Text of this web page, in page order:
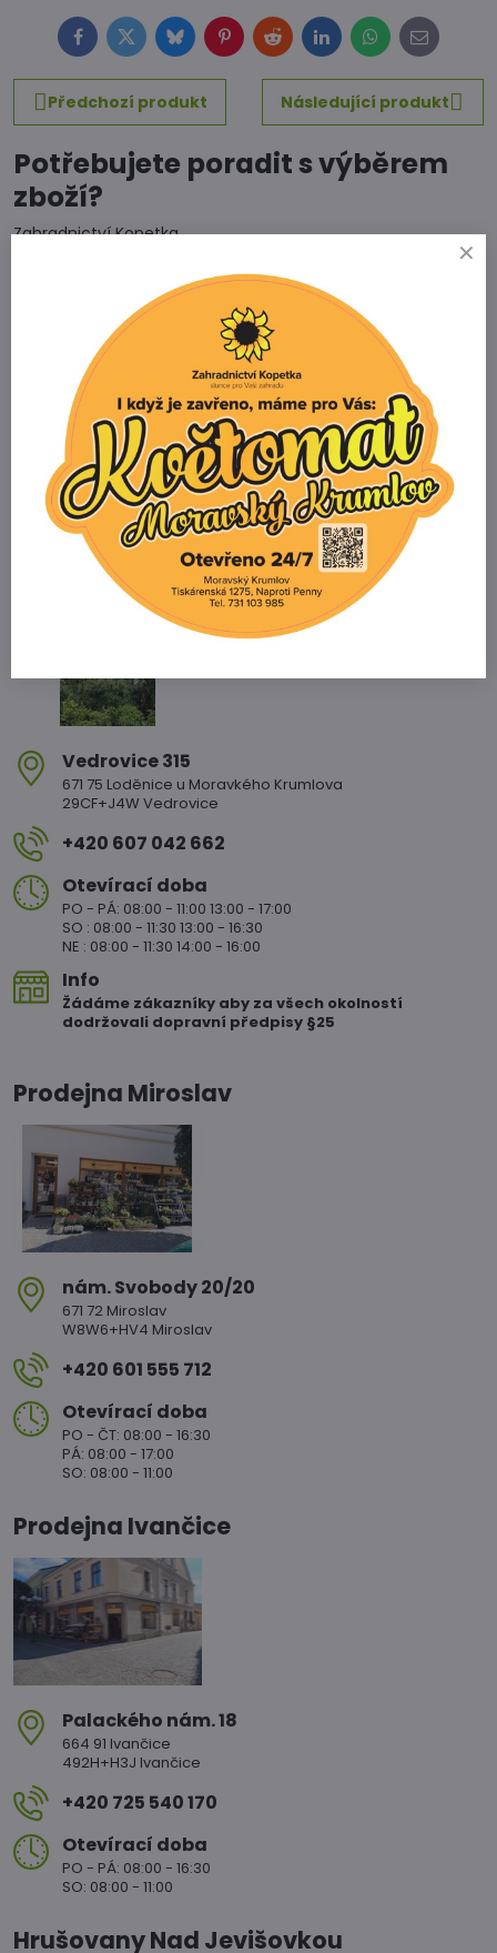
FacebookTwitterBlueskyPinterestRedditLinkedInWhatsApp
E-
mail
Předchozí produkt
Následující produkt
Potřebujete poradit s výběrem
zboží?
Zahradnictví Kopetka
671 75 Loděnice u Moravského Krumlova
Telefon
+420 731 103 985
Prodejna
+420 607 042 662
Email
info@zahradnictvikopetka.cz
Zahradnictví Vedrovice
Vedrovice 315
671 75 Loděnice u Moravkého Krumlova
29CF+J4W Vedrovice
+420 607 042 662
Otevírací doba
PO - PÁ: 08:00 - 11:00 13:00 - 17:00
SO : 08:00 - 11:30 13:00 - 16:30
NE : 08:00 - 11:30 14:00 - 16:00
Info
Žádáme zákazníky aby za všech okolností
dodržovali dopravní předpisy §25
Prodejna Miroslav
nám​. Svobody 20/20
671 72 Miroslav
W8W6+HV4 Miroslav
+420 601 555 712
Otevírací doba
PO - ČT: 08:00 - 16:30
PÁ: 08:00 - 17:00
SO: 08:00 - 11:00
Prodejna Ivančice
Palackého nám​. 18
664 91 Ivančice
492H+H3J Ivančice
+420 725 540 170
Otevírací doba
PO - PÁ: 08:00 - 16:30
SO: 08:00 - 11:00
Hrušovany Nad Jevišovkou